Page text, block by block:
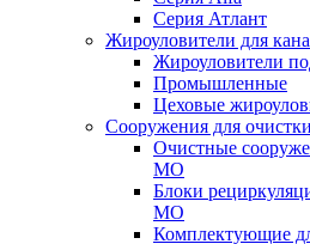
Серия Атлант
Жироуловители для
Жироуловители
Промышленные
Цеховые
Сооружения для
Очистные
МО
Блоки
МО
Комплектующие